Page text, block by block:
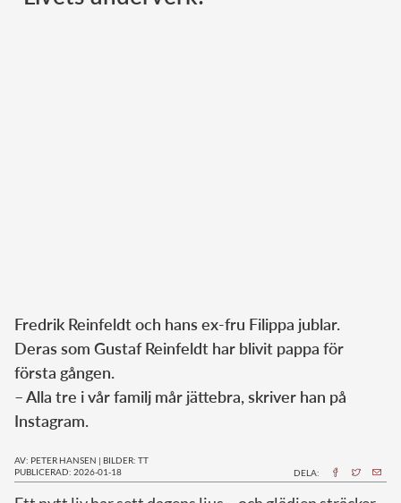
Monacos furstehus
Fredrik Reinfeldt och hans ex-fru Filippa jublar.
Deras som Gustaf Reinfeldt har blivit pappa för
första gången.
– Alla tre i vår familj mår jättebra, skriver han på
Instagram.
AV: PETER HANSEN | BILDER: TT
PUBLICERAD: 2026-01-18
DELA: